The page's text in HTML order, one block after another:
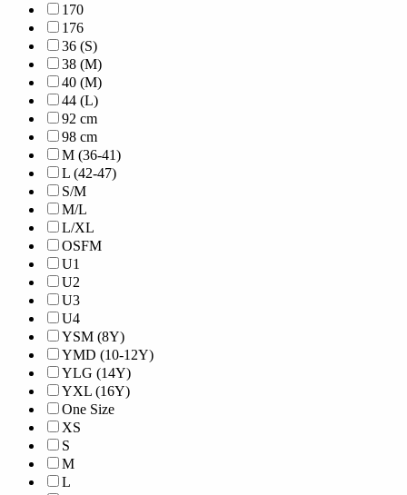
170
176
36 (S)
38 (M)
40 (M)
44 (L)
92 cm
98 cm
M (36-41)
L (42-47)
S/M
M/L
L/XL
OSFM
U1
U2
U3
U4
YSM (8Y)
YMD (10-12Y)
YLG (14Y)
YXL (16Y)
One Size
XS
S
M
L